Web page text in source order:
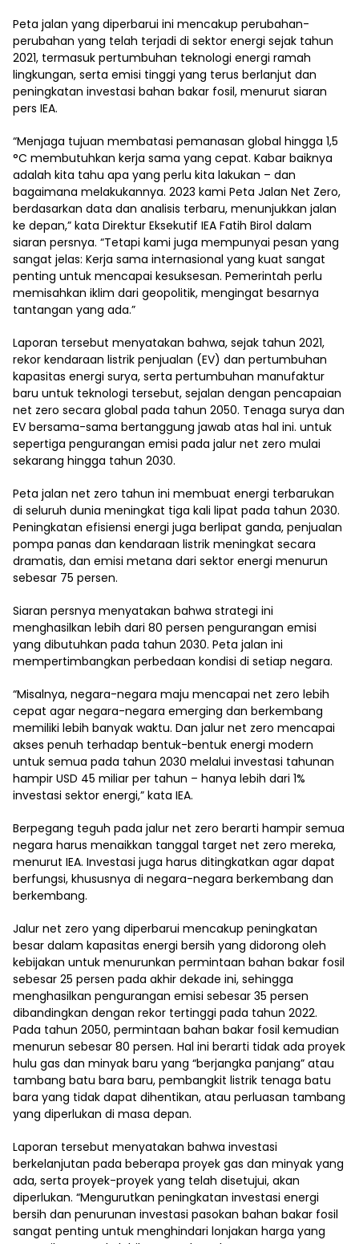
Peta jalan yang diperbarui ini mencakup perubahan-
perubahan yang telah terjadi di sektor energi sejak tahun
2021, termasuk pertumbuhan teknologi energi ramah
lingkungan, serta emisi tinggi yang terus berlanjut dan
peningkatan investasi bahan bakar fosil, menurut siaran
pers IEA.
“Menjaga tujuan membatasi pemanasan global hingga 1,5
°C membutuhkan kerja sama yang cepat. Kabar baiknya
adalah kita tahu apa yang perlu kita lakukan – dan
bagaimana melakukannya. 2023 kami Peta Jalan Net Zero,
berdasarkan data dan analisis terbaru, menunjukkan jalan
ke depan,” kata Direktur Eksekutif IEA Fatih Birol dalam
siaran persnya. “Tetapi kami juga mempunyai pesan yang
sangat jelas: Kerja sama internasional yang kuat sangat
penting untuk mencapai kesuksesan. Pemerintah perlu
memisahkan iklim dari geopolitik, mengingat besarnya
tantangan yang ada.”
Laporan tersebut menyatakan bahwa, sejak tahun 2021,
rekor kendaraan listrik penjualan (EV) dan pertumbuhan
kapasitas energi surya, serta pertumbuhan manufaktur
baru untuk teknologi tersebut, sejalan dengan pencapaian
net zero secara global pada tahun 2050. Tenaga surya dan
EV bersama-sama bertanggung jawab atas hal ini. untuk
sepertiga pengurangan emisi pada jalur net zero mulai
sekarang hingga tahun 2030.
Peta jalan net zero tahun ini membuat energi terbarukan
di seluruh dunia meningkat tiga kali lipat pada tahun 2030.
Peningkatan efisiensi energi juga berlipat ganda, penjualan
pompa panas dan kendaraan listrik meningkat secara
dramatis, dan emisi metana dari sektor energi menurun
sebesar 75 persen.
Siaran persnya menyatakan bahwa strategi ini
menghasilkan lebih dari 80 persen pengurangan emisi
yang dibutuhkan pada tahun 2030. Peta jalan ini
mempertimbangkan perbedaan kondisi di setiap negara.
“Misalnya, negara-negara maju mencapai net zero lebih
cepat agar negara-negara emerging dan berkembang
memiliki lebih banyak waktu. Dan jalur net zero mencapai
akses penuh terhadap bentuk-bentuk energi modern
untuk semua pada tahun 2030 melalui investasi tahunan
hampir USD 45 miliar per tahun – hanya lebih dari 1%
investasi sektor energi,” kata IEA.
Berpegang teguh pada jalur net zero berarti hampir semua
negara harus menaikkan tanggal target net zero mereka,
menurut IEA. Investasi juga harus ditingkatkan agar dapat
berfungsi, khususnya di negara-negara berkembang dan
berkembang.
Jalur net zero yang diperbarui mencakup peningkatan
besar dalam kapasitas energi bersih yang didorong oleh
kebijakan untuk menurunkan permintaan bahan bakar fosil
sebesar 25 persen pada akhir dekade ini, sehingga
menghasilkan pengurangan emisi sebesar 35 persen
dibandingkan dengan rekor tertinggi pada tahun 2022.
Pada tahun 2050, permintaan bahan bakar fosil kemudian
menurun sebesar 80 persen. Hal ini berarti tidak ada proyek
hulu gas dan minyak baru yang “berjangka panjang” atau
tambang batu bara baru, pembangkit listrik tenaga batu
bara yang tidak dapat dihentikan, atau perluasan tambang
yang diperlukan di masa depan.
Laporan tersebut menyatakan bahwa investasi
berkelanjutan pada beberapa proyek gas dan minyak yang
ada, serta proyek-proyek yang telah disetujui, akan
diperlukan. “Mengurutkan peningkatan investasi energi
bersih dan penurunan investasi pasokan bahan bakar fosil
sangat penting untuk menghindari lonjakan harga yang